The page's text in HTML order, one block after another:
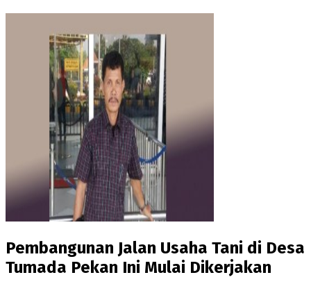
Pembangunan Jalan Usaha Tani di Desa
Tumada Pekan Ini Mulai Dikerjakan